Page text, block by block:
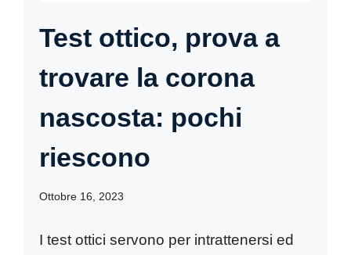
Test ottico, prova a
trovare la corona
nascosta: pochi
riescono
Ottobre 16, 2023
I test ottici servono per intrattenersi ed